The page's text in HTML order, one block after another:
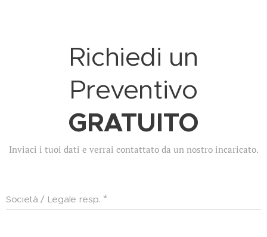
Richiedi un
Preventivo
GRATUITO
Inviaci i tuoi dati e verrai contattato da un nostro incaricato.
Società / Legale resp.